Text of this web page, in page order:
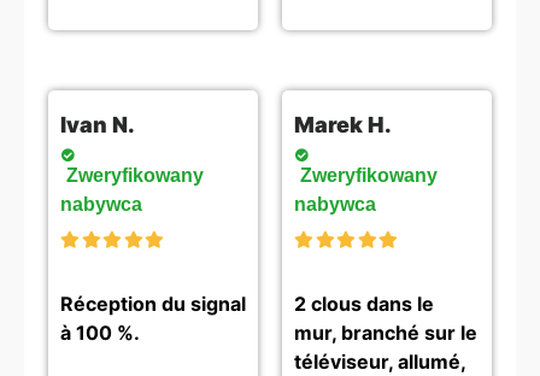
Ivan N.
Zweryfikowany
nabywca
Réception du signal
à 100 %.
Marek H.
Zweryfikowany
nabywca
2 clous dans le
mur, branché sur le
téléviseur, allumé,